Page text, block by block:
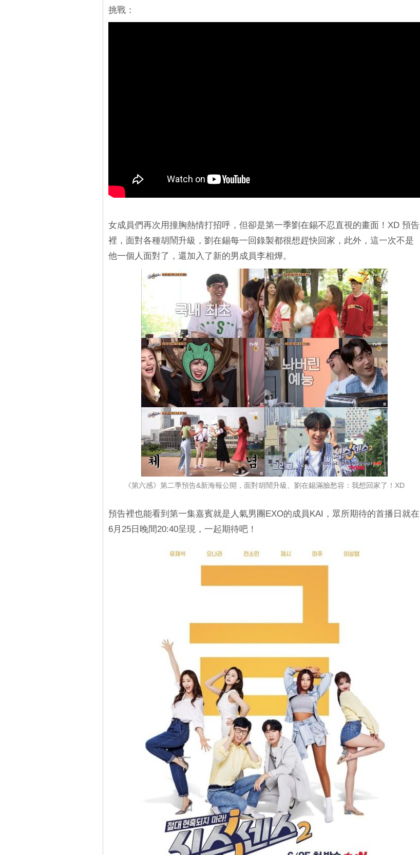
挑戰：
女成員們再次用撞胸熱情打招呼，但卻是第一季劉在錫不忍直視的畫面！XD 預告
裡，面對各種胡鬧升級，劉在錫每一回錄製都很想趕快回家，此外，這一次不是
他一個人面對了，還加入了新的男成員李相燁。
《第六感》第二季預告&新海報公開，面對胡鬧升級、劉在錫滿臉愁容：我想回家了！XD
預告裡也能看到第一集嘉賓就是人氣男團EXO的成員KAI，眾所期待的首播日就在
6月25日晚間20:40呈現，一起期待吧！